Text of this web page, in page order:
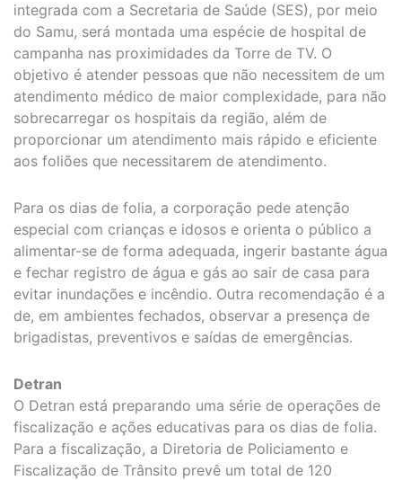
integrada com a Secretaria de Saúde (SES), por meio
do Samu, será montada uma espécie de hospital de
campanha nas proximidades da Torre de TV. O
objetivo é atender pessoas que não necessitem de um
atendimento médico de maior complexidade, para não
sobrecarregar os hospitais da região, além de
proporcionar um atendimento mais rápido e eficiente
aos foliões que necessitarem de atendimento.
Para os dias de folia, a corporação pede atenção
especial com crianças e idosos e orienta o público a
alimentar-se de forma adequada, ingerir bastante água
e fechar registro de água e gás ao sair de casa para
evitar inundações e incêndio. Outra recomendação é a
de, em ambientes fechados, observar a presença de
brigadistas, preventivos e saídas de emergências.
Detran
O Detran está preparando uma série de operações de
fiscalização e ações educativas para os dias de folia.
Para a fiscalização, a Diretoria de Policiamento e
Fiscalização de Trânsito prevê um total de 120